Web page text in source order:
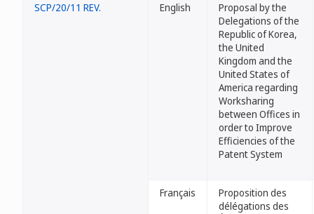
SCP/20/11 REV. English
Proposal by the
Delegations of the
Republic of Korea,
the United
Kingdom and the
United States of
America regarding
Worksharing
between Offices in
order to Improve
Efficiencies of the
Patent System
Français
Proposition des
délégations des